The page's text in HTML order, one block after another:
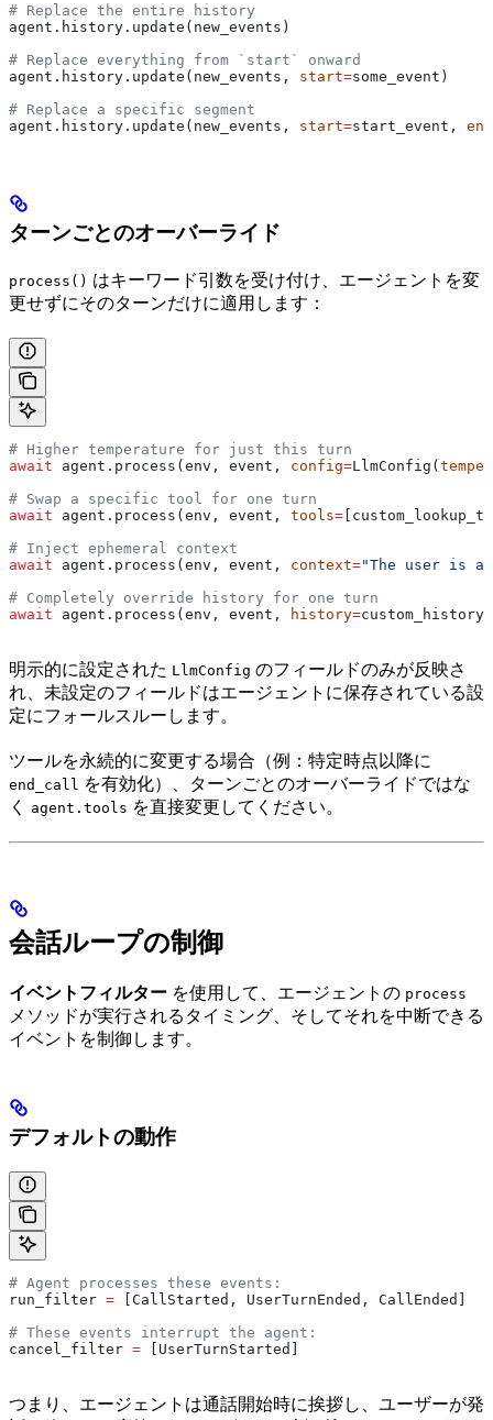
# Replace the entire history
agent.history.update(new_events)
# Replace everything from `start` onward
agent.history.update(new_events, start=some_event)
# Replace a specific segment
agent.history.update(new_events, start=start_event, end
ターンごとのオーバーライド
process() はキーワード引数を受け付け、エージェントを変
更せずにそのターンだけに適用します：
# Higher temperature for just this turn
await agent.process(env, event, config=LlmConfig(
# Swap a specific tool for one turn
await agent.process(env, event, tools=
# Inject ephemeral context
await agent.process(env, event, context="The user is a
# Completely override history for one turn
await agent.process(env, event, history=
明示的に設定された LlmConfig のフィールドのみが反映さ
れ、未設定のフィールドはエージェントに保存されている設
定にフォールスルーします。
ツールを永続的に変更する場合（例：特定時点以降に
end_call を有効化）、ターンごとのオーバーライドではな
く
agent.tools を直接変更してください。
会話ループの制御
イベントフィルター を使用して、エージェントの process
メソッドが実行されるタイミング、そしてそれを中断できる
イベントを制御します。
デフォルトの動作
# Agent processes these events:
run_filter = [CallStarted, UserTurnEnded, CallEnded]
# These events interrupt the agent:
cancel_filter = [UserTurnStarted]
つまり、エージェントは通話開始時に挨拶し、ユーザーが発